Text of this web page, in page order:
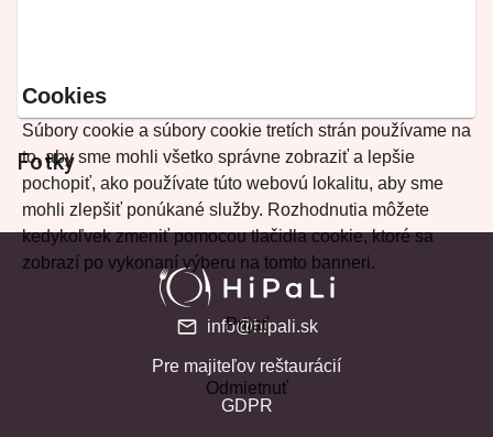
Fotky
Cookies
Súbory cookie a súbory cookie tretích strán používame na
to, aby sme mohli všetko správne zobraziť a lepšie
pochopiť, ako používate túto webovú lokalitu, aby sme
mohli zlepšiť ponúkané služby. Rozhodnutia môžete
kedykoľvek zmeniť pomocou tlačidla cookie, ktoré sa
zobrazí po vykonaní výberu na tomto banneri.
Prijať
Odmietnuť
info@hipali.sk
Pre majiteľov reštaurácií
GDPR